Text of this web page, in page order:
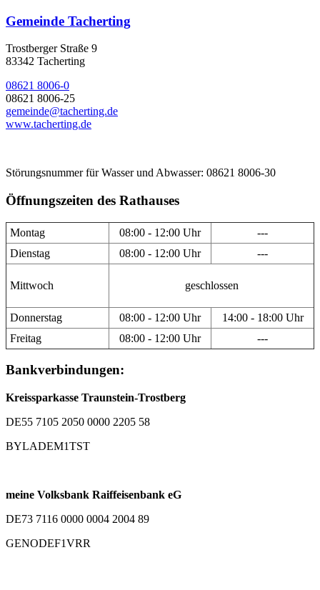
Gemeinde Tacherting
Trostberger Straße 9
83342 Tacherting
08621 8006-0
08621 8006-25
gemeinde@tacherting.de
www.tacherting.de
Störungsnummer für Wasser und Abwasser: 08621 8006-30
Öffnungszeiten des Rathauses
Montag 08:00 - 12:00 Uhr
---
Dienstag
08:00 - 12:00 Uhr ---
Mittwoch geschlossen
Donnerstag 08:00 - 12:00 Uhr
14:00 - 18:00 Uhr
Freitag
08:00 - 12:00 Uhr ---
Bankverbindungen:
Kreissparkasse Traunstein-Trostberg
DE55 7105 2050 0000 2205 58
BYLADEM1TST
meine Volksbank Raiffeisenbank eG
DE73 7116 0000 0004 2004 89
GENODEF1VRR